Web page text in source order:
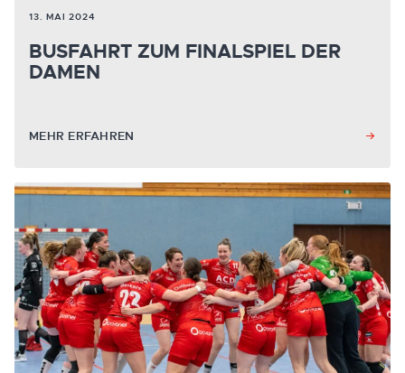
13. MAI 2024
BUSFAHRT ZUM FINALSPIEL DER
DAMEN
MEHR ERFAHREN